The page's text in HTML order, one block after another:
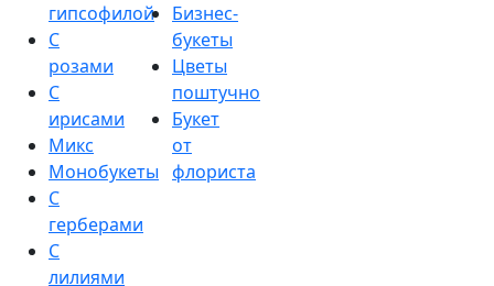
гипсофилой
С
розами
С
ирисами
Микс
Монобукеты
С
герберами
С
лилиями
Бизнес-
букеты
Цветы
поштучно
Букет
от
флориста